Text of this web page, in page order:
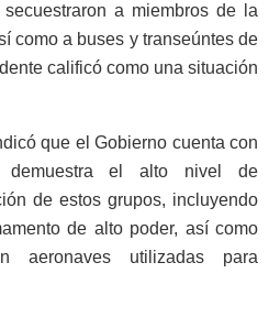
a miembros de la
como a buses y transeúntes de
calificó como una situación
que el Gobierno cuenta con
demuestra el alto nivel de
de estos grupos, incluyendo
de alto poder, así como
aeronaves utilizadas para